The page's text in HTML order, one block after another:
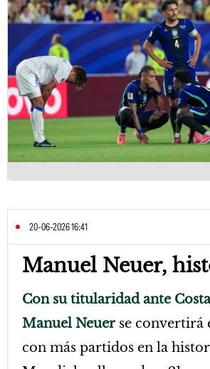
20-06-2026 16:41
Manuel Neuer,
Con su titularidad ante
Manuel Neuerse convertirá
con más partidos en la